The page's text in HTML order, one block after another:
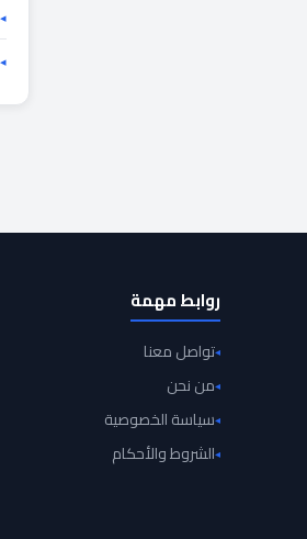
روابط مهمة
تواصل معنا
من نحن
سياسة الخصوصية
الشروط والأحكام